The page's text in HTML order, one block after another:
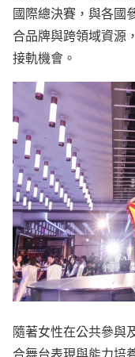
國際總決賽，與各國
合品牌與跨領域資源
接軌機會。
隨著女性在公共參與
合舞台表現與能力培